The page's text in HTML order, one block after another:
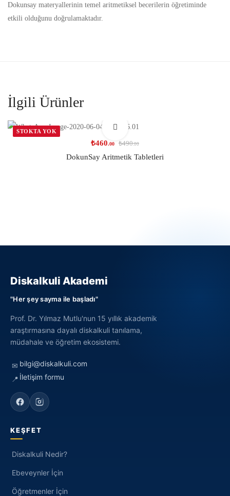
Dokunsay materyallerinin temel aritmetiksel becerilerin öğretiminde
etkili olduğunu doğrulamaktadır.
İlgili Ürünler
STOKTA YOK
₺460.00 ₺490.00
DokunSay Aritmetik Tabletleri
Diskalkuli Akademi
"Her şey sayma ile başladı"
Prof. Dr. Yılmaz Mutlu'nun 15 yıllık akademik
araştırmasına dayalı diskalkuli tanılama,
müdahale ve öğretim ekosistemi.
✉ bilgi@diskalkuli.com
📍 İletişim formu
KEŞFET
Diskalkuli Nedir?
Ebeveynler İçin
Öğretmenler İçin